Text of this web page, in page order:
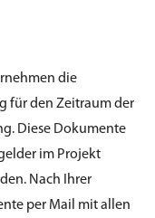
die
für den Zeitraum der
Diese Dokumente
im Projekt
Nach Ihrer
per Mail mit allen